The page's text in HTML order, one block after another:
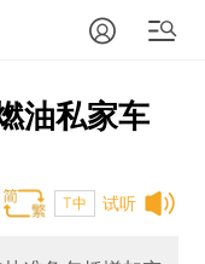
油私家车
试听
T中